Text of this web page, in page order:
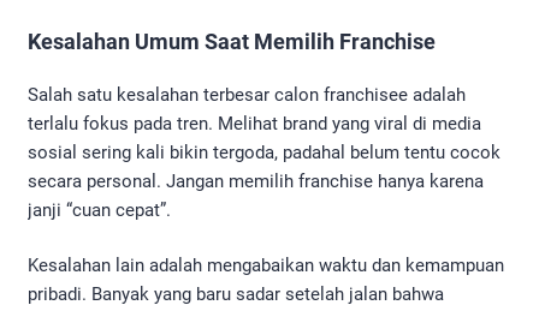
Kesalahan Umum Saat Memilih Franchise
Salah satu kesalahan terbesar calon franchisee adalah
terlalu fokus pada tren. Melihat brand yang viral di media
sosial sering kali bikin tergoda, padahal belum tentu cocok
secara personal. Jangan memilih franchise hanya karena
janji “cuan cepat”.
Kesalahan lain adalah mengabaikan waktu dan kemampuan
pribadi. Banyak yang baru sadar setelah jalan bahwa